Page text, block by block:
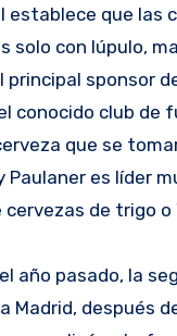
establece que las
solo con lúpulo,
principal sponsor
conocido club de
que se
Paulaner es líder
de trigo o
año pasado, la
Madrid, después